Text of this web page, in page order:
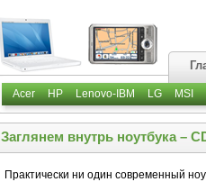
Acer HP Lenovo-IBM LG MSI
Заглянем внутрь ноутбука –
Практически ни один современный